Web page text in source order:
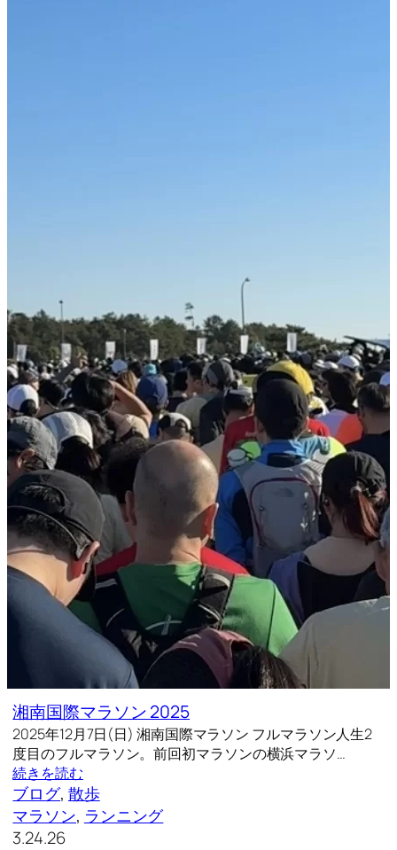
湘南国際マラソン 2025
2025年12月7日(日) 湘南国際マラソン フルマラソン人生2
度目のフルマラソン。前回初マラソンの横浜マラソ…
続きを読む
ブログ, 散歩
マラソン, ランニング
3.24.26